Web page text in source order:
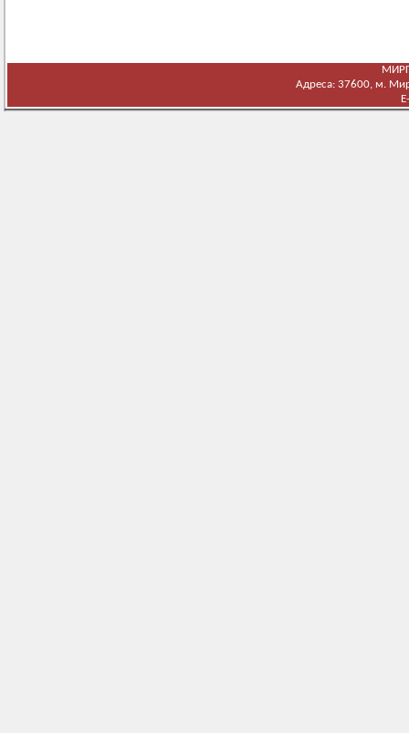
Адреса: 37600, м.